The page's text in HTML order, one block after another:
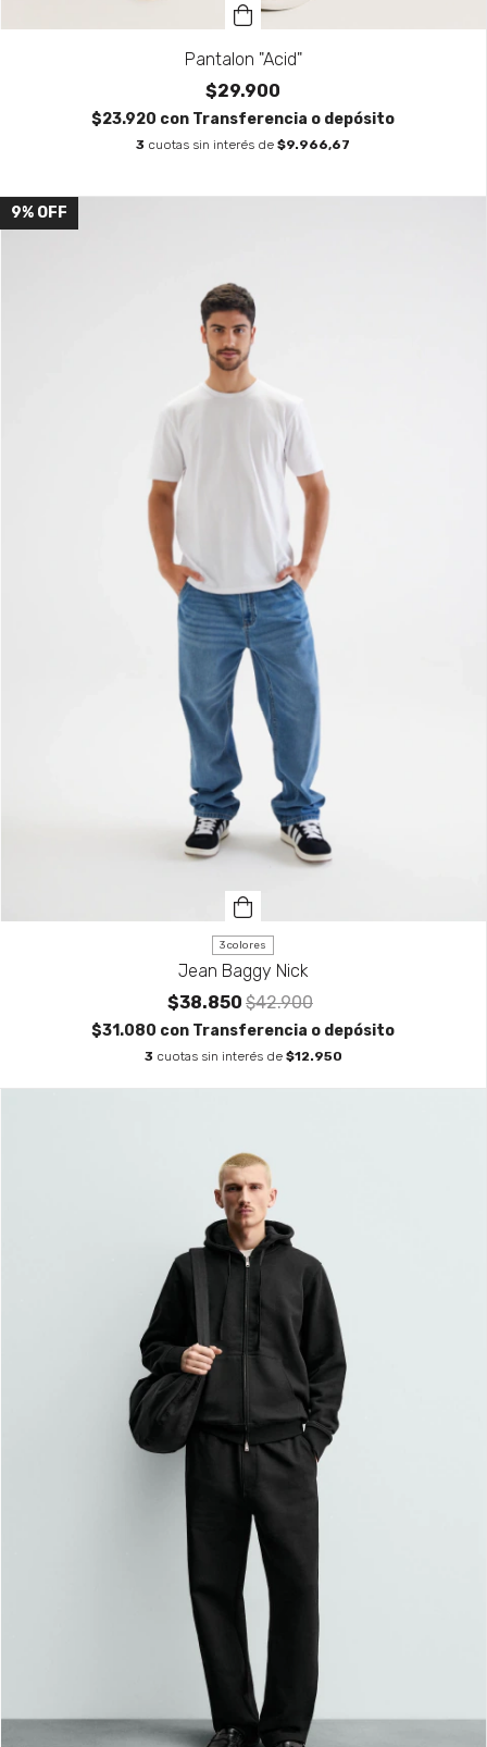
Pantalon "Acid"
$29.900
$23.920 con Transferencia o depósito
3 cuotas sin interés de $9.966,67
9% OFF
3 colores
Jean Baggy Nick
$38.850 $42.900
$31.080 con Transferencia o depósito
3 cuotas sin interés de $12.950